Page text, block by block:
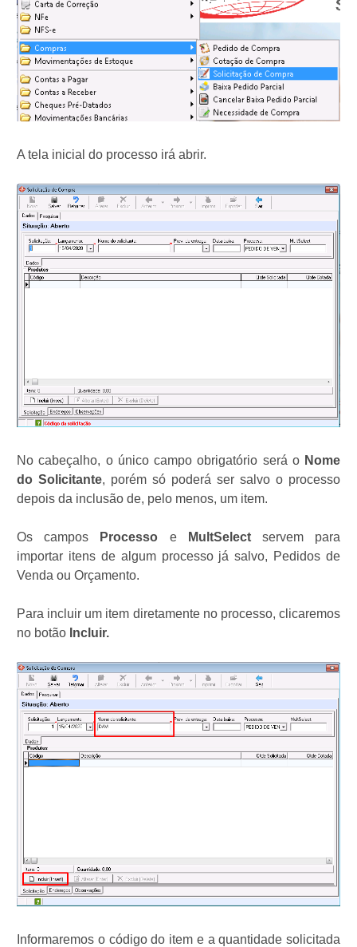
A tela inicial do processo irá abrir.
No cabeçalho, o único campo obrigatório será o Nome
do Solicitante, porém só poderá ser salvo o processo
depois da inclusão de, pelo menos, um item.
Os campos Processo e MultSelectservem para
importar itens de algum processo já salvo, Pedidos de
Venda ou Orçamento.
Para incluir um item diretamente no processo, clicaremos
no botão Incluir.
Informaremos o código do item e a quantidade solicitada